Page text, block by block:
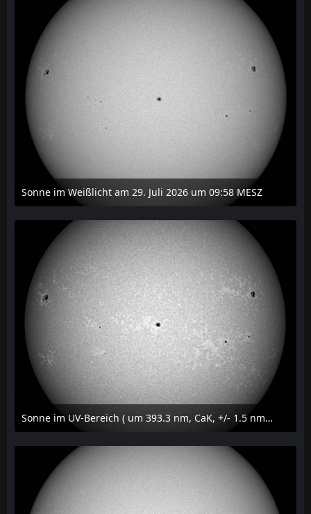
Sonne im Weißlicht am 29. Juli 2026 um 09:58 MESZ
31. Juli 2026 um 20:03
Sonne im UV-Bereich ( um 393.3 nm, CaK, +/- 1.5 nm) am 29. Juli 2026 um 09:50 MESZ
31. Juli 2026 um 20:03